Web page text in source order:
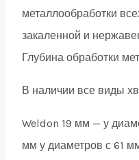
металлообработки
закаленной и
Глубина обработки
В наличии все виды
Weldon 19 мм — у
мм у диаметров с 61